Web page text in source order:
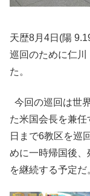
天歴8月4日(陽
巡回のために仁
た。
今回の巡回は世
た米国会長を兼
日まで6教区を巡
めに一時帰国後
を継続する予定だ